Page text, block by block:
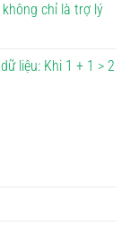
chỉ là trợ lý
liệu: Khi 1 + 1 > 2